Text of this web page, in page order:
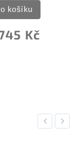
Kč
košíku
Previous
Next